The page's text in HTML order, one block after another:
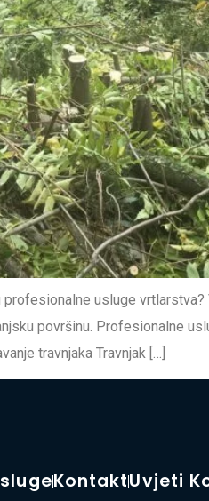
usluge
površinu. Profesionalne
travnjaka Travnjak […]
KontaktUvjeti